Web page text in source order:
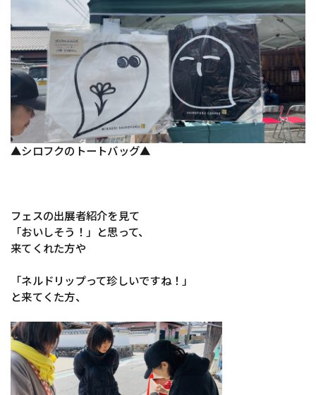
▲シロフクのトートバッグ▲
フェスの出展者紹介を見て
「おいしそう！」と思って、
来てくれた方や
「ネルドリップって珍しいですね！」
と来てくた方、